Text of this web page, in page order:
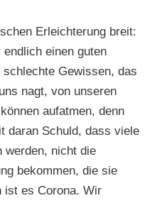
Erleichterung breit:
einen guten
Gewissen, das
nagt, von unseren
aufatmen, denn
daran Schuld, dass viele
werden, nicht die
bekommen, die sie
ist es Corona. Wir